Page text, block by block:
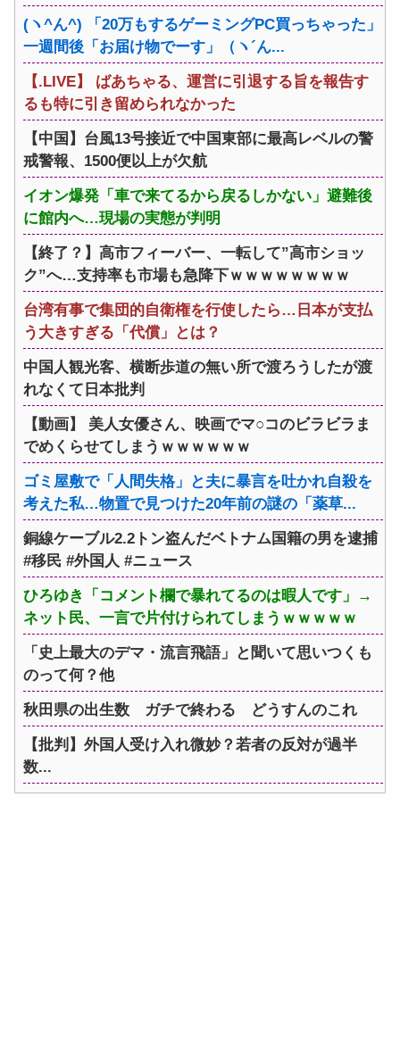
(ヽ^ん^) 「20万もするゲーミングPC買っちゃった」
一週間後「お届け物でーす」（ヽ´ん...
【.LIVE】 ばあちゃる、運営に引退する旨を報告す
るも特に引き留められなかった
【中国】台風13号接近で中国東部に最高レベルの警
戒警報、1500便以上が欠航
イオン爆発「車で来てるから戻るしかない」避難後
に館内へ…現場の実態が判明
【終了？】高市フィーバー、一転して”高市ショッ
ク”へ…支持率も市場も急降下ｗｗｗｗｗｗｗｗ
台湾有事で集団的自衛権を行使したら…日本が支払
う大きすぎる「代償」とは？
中国人観光客、横断歩道の無い所で渡ろうしたが渡
れなくて日本批判
【動画】 美人女優さん、映画でマ○コのビラビラま
でめくらせてしまうｗｗｗｗｗｗ
ゴミ屋敷で「人間失格」と夫に暴言を吐かれ自殺を
考えた私…物置で見つけた20年前の謎の「薬草...
銅線ケーブル2.2トン盗んだベトナム国籍の男を逮捕
#移民 #外国人 #ニュース
ひろゆき「コメント欄で暴れてるのは暇人です」→
ネット民、一言で片付けられてしまうｗｗｗｗｗ
「史上最大のデマ・流言飛語」と聞いて思いつくも
のって何？他
秋田県の出生数 ガチで終わる どうすんのこれ
【批判】外国人受け入れ微妙？若者の反対が過半
数...